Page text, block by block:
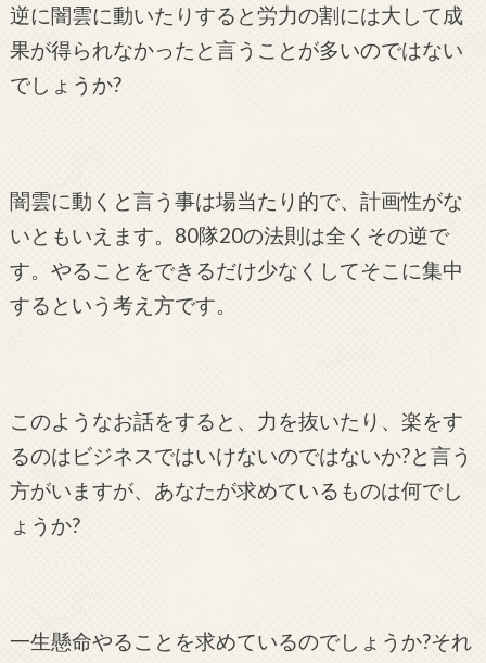
逆に闇雲に動いたりすると労力の割には大して成
果が得られなかったと言うことが多いのではない
でしょうか?
闇雲に動くと言う事は場当たり的で、計画性がな
いともいえます。80隊20の法則は全くその逆で
す。やることをできるだけ少なくしてそこに集中
するという考え方です。
このようなお話をすると、力を抜いたり、楽をす
るのはビジネスではいけないのではないか?と言う
方がいますが、あなたが求めているものは何でし
ょうか?
一生懸命やることを求めているのでしょうか?それ